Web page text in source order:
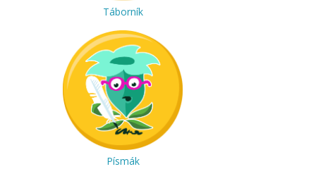
Táborník
Písmák